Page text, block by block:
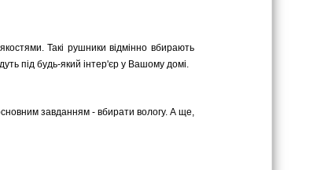
Такі рушники відмінно вбирають
під будь-який інтер'єр у Вашому домі.
завданням - вбирати вологу. А ще,